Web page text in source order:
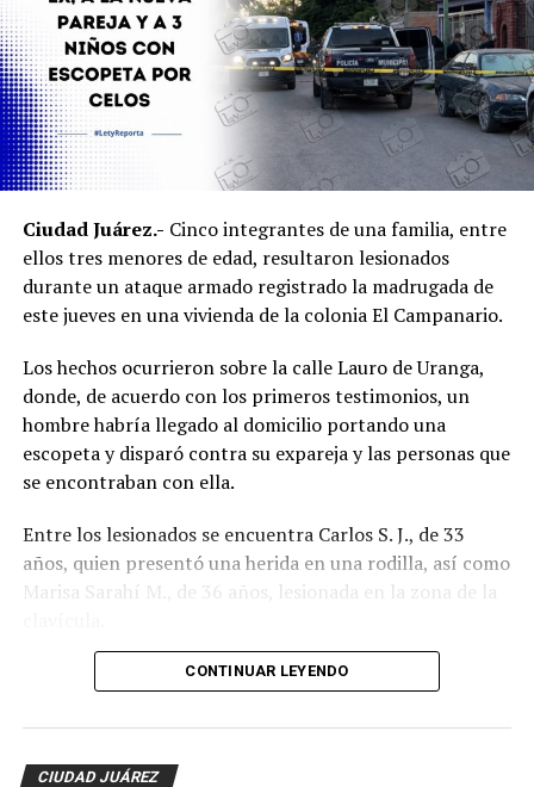
Ciudad Juárez.- Cinco integrantes de una familia, entre
ellos tres menores de edad, resultaron lesionados
durante un ataque armado registrado la madrugada de
este jueves en una vivienda de la colonia El Campanario.
Los hechos ocurrieron sobre la calle Lauro de Uranga,
donde, de acuerdo con los primeros testimonios, un
hombre habría llegado al domicilio portando una
escopeta y disparó contra su expareja y las personas que
se encontraban con ella.
Entre los lesionados se encuentra Carlos S. J., de 33
años, quien presentó una herida en una rodilla, así como
Marisa Sarahí M., de 36 años, lesionada en la zona de la
También fueron atendidos Damián, de 14 años; Ana, de
provocadas presuntamente por esquirlas.
CONTINUAR LEYENDO
CIUDAD JUÁREZ